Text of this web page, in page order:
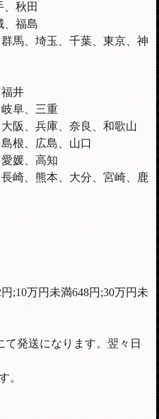
、秋田
、福島
群馬、埼玉、千葉、東京、神
井
阜、三重
大阪、兵庫、奈良、和歌山
島根、広島、山口
愛媛、高知
長崎、熊本、大分、宮崎、鹿
;10万円未満648円;30万円未
発送になります。翌々日
。